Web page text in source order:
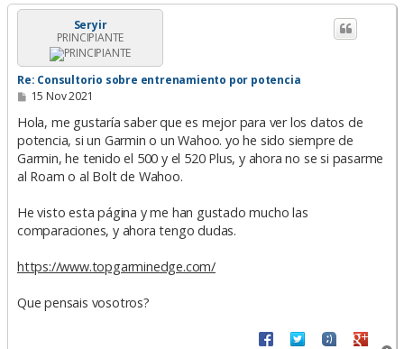
r
Seryir
PRINCIPIANTE
Re: Consultorio sobre entrenamiento por potencia
M
n
a
j
e
15 Nov 2021
Hola, me gustaría saber que es mejor para ver los datos de
potencia, si un Garmin o un Wahoo. yo he sido siempre de
Garmin, he tenido el 500 y el 520 Plus, y ahora no se si pasarme
al Roam o al Bolt de Wahoo.
He visto esta página y me han gustado mucho las
comparaciones, y ahora tengo dudas.
https://www.topgarminedge.com/
Que pensais vosotros?